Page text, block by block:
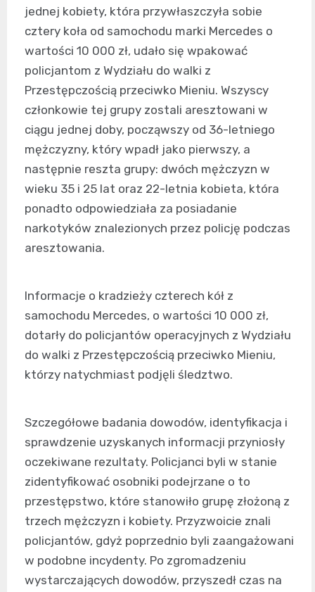
jednej kobiety, która przywłaszczyła sobie
cztery koła od samochodu marki Mercedes o
wartości 10 000 zł, udało się wpakować
policjantom z Wydziału do walki z
Przestępczością przeciwko Mieniu. Wszyscy
członkowie tej grupy zostali aresztowani w
ciągu jednej doby, począwszy od 36-letniego
mężczyzny, który wpadł jako pierwszy, a
następnie reszta grupy: dwóch mężczyzn w
wieku 35 i 25 lat oraz 22-letnia kobieta, która
ponadto odpowiedziała za posiadanie
narkotyków znalezionych przez policję podczas
aresztowania.
Informacje o kradzieży czterech kół z
samochodu Mercedes, o wartości 10 000 zł,
dotarły do policjantów operacyjnych z Wydziału
do walki z Przestępczością przeciwko Mieniu,
którzy natychmiast podjęli śledztwo.
Szczegółowe badania dowodów, identyfikacja i
sprawdzenie uzyskanych informacji przyniosły
oczekiwane rezultaty. Policjanci byli w stanie
zidentyfikować osobniki podejrzane o to
przestępstwo, które stanowiło grupę złożoną z
trzech mężczyzn i kobiety. Przyzwoicie znali
policjantów, gdyż poprzednio byli zaangażowani
w podobne incydenty. Po zgromadzeniu
wystarczających dowodów, przyszedł czas na